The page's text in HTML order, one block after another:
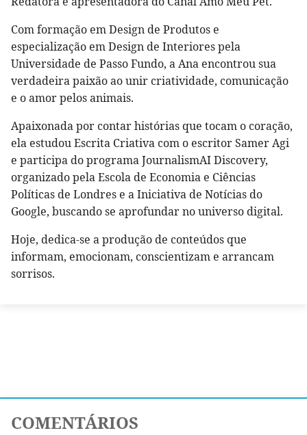
Com formação em Design de Produtos e
especialização em Design de Interiores pela
Universidade de Passo Fundo, a Ana encontrou sua
verdadeira paixão ao unir criatividade, comunicação
e o amor pelos animais.
Apaixonada por contar histórias que tocam o coração,
ela estudou Escrita Criativa com o escritor Samer Agi
e participa do programa JournalismAI Discovery,
organizado pela Escola de Economia e Ciências
Políticas de Londres e a Iniciativa de Notícias do
Google, buscando se aprofundar no universo digital.
Hoje, dedica-se a produção de conteúdos que
informam, emocionam, conscientizam e arrancam
sorrisos.
COMENTÁRIOS